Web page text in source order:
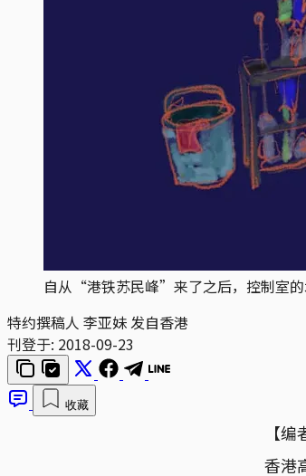
自从“港铁苏民峰”来了之后，控制室的
特约撰稿人 李亚妹 发自香港
刊登于: 2018-09-23
收藏
【
香港